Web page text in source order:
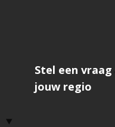
Stel een
jouw regio